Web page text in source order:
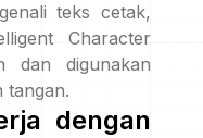
teks cetak,
Character
dan digunakan
tangan.
dengan